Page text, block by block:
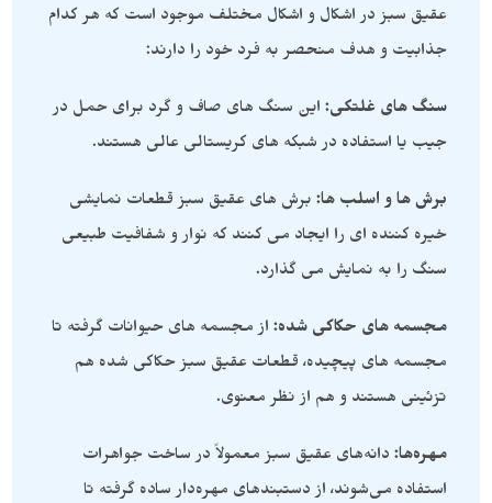
عقیق سبز در اشکال و اشکال مختلف موجود است که هر کدام
جذابیت و هدف منحصر به فرد خود را دارند:
سنگ های غلتکی: این سنگ های صاف و گرد برای حمل در
جیب یا استفاده در شبکه های کریستالی عالی هستند.
برش ها و اسلب ها: برش های عقیق سبز قطعات نمایشی
خیره کننده ای را ایجاد می کنند که نوار و شفافیت طبیعی
سنگ را به نمایش می گذارد.
مجسمه های حکاکی شده: از مجسمه های حیوانات گرفته تا
مجسمه های پیچیده، قطعات عقیق سبز حکاکی شده هم
تزئینی هستند و هم از نظر معنوی.
مهره‌ها: دانه‌های عقیق سبز معمولاً در ساخت جواهرات
استفاده می‌شوند، از دستبندهای مهره‌دار ساده گرفته تا